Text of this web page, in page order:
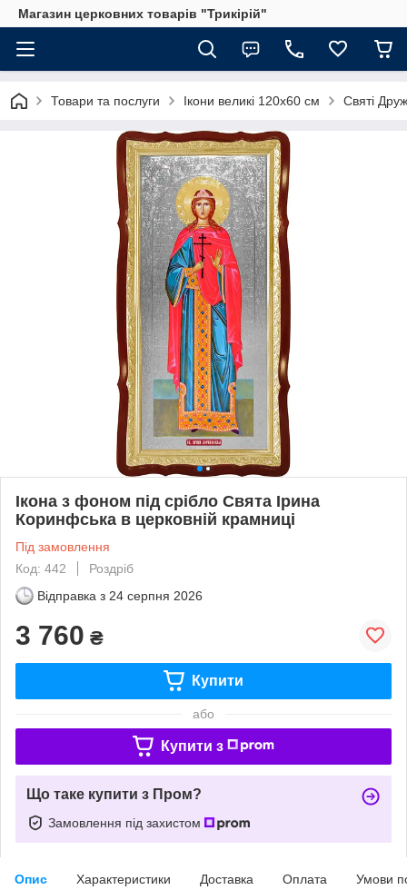
Магазин церковних товарів "Трикірій"
Товари та послуги Ікони великі 120х60 см Святі
Ікона з фоном під срібло Свята Ірина
Коринфська в церковній крамниці
Під замовлення
Код: 442
Роздріб
Відправка з 24 серпня 2026
3 760 ₴
Купити
або
Купити з
Що таке купити з Пром?
Замовлення під захистом
Опис Характеристики Доставка Оплата Умови